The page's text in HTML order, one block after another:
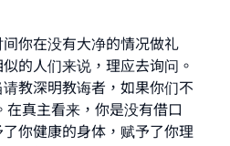
你在没有大净的情况做礼
的人们来说，理应去询问。
教深明教诲者，如果你们不
真主看来，你是没有借口
你健康的身体，赋予了你理
on millions of lives
today
crucial for our mission.